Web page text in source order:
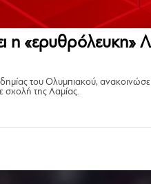
η «ερυθρόλευκη»
του Ολυμπιακού,
σχολή της Λαμίας.